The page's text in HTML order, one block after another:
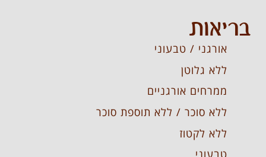
בריאות
אורגני / טבעוני
ללא גלוטן
ממרחים אורגניים
ללא סוכר / ללא תוספת סוכר
ללא לקטוז